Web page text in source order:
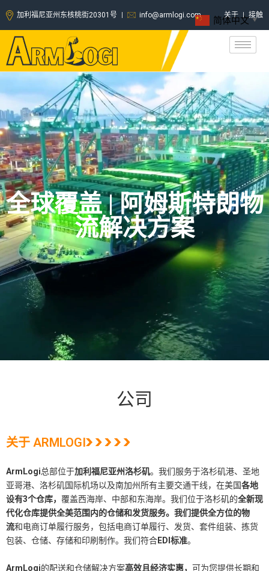
加利福尼亚州东核桃街20301号 info@armlogi.com 关于 接触
全球覆盖 | 阿姆斯特朗物
流解决方案
公司
关于 ARMLOGI
ArmLogi总部位于加利福尼亚州洛杉矶。我们服务于洛杉矶港、圣地
亚哥港、洛杉矶国际机场以及南加州所有主要交通干线，在美国各地
设有3个仓库， 覆盖西海岸、中部和东海岸。我们位于洛杉矶的全新现
代化仓库提供全美范围内的仓储和发货服务。我们提供全方位的物
流和电商订单履行服务，包括电商订单履行、发货、套件组装、拣货
包装、仓储、存储和印刷制作。我们符合EDI标准。
ArmLogi的配送和仓储解决方案高效且经济实惠， 可为您提供长期和
简体中文 ▼